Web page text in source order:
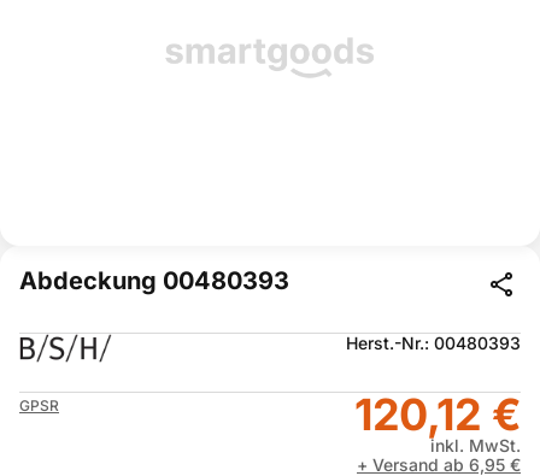
Abdeckung 00480393
Herst.-Nr.: 00480393
GPSR 120,12 €
inkl. MwSt.
+ Versand ab 6,95 €